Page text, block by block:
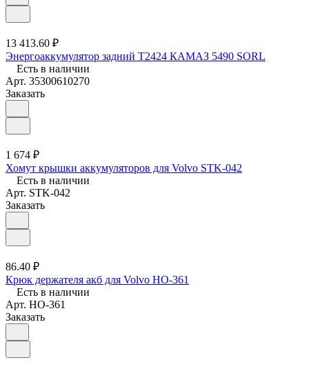
13 413.60 ₽
Энергоаккумулятор задний T2424 КАМАЗ 5490 SORL
Есть в наличии
Арт. 35300610270
Заказать
1 674 ₽
Хомут крышки аккумуляторов для Volvo STK-042
Есть в наличии
Арт. STK-042
Заказать
86.40 ₽
Крюк держателя акб для Volvo HO-361
Есть в наличии
Арт. HO-361
Заказать